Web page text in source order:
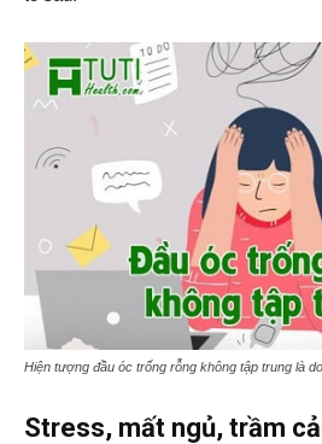
Hiện tượng đầu óc trống rỗng không tập trung là
Stress, mất ngủ, trầm